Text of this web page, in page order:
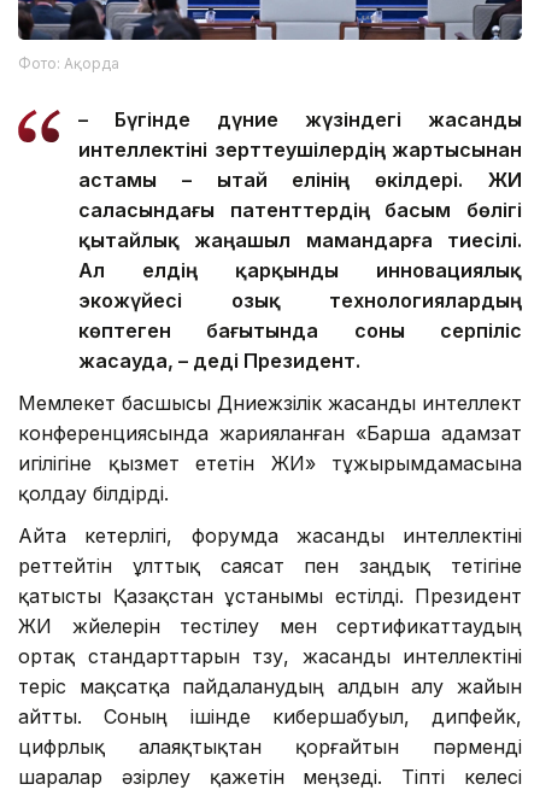
Фото: Ақорда
– Бүгінде дүние жүзіндегі жасанды
интеллектіні зерттеушілердің жартысынан
астамы – Қытай елінің өкілдері. ЖИ
саласындағы патенттердің басым бөлігі
қытайлық жаңашыл мамандарға тиесілі.
Ал елдің қарқынды инновациялық
экожүйесі озық технологиялардың
көптеген бағытында соны серпіліс
жасауда, – деді Президент.
Мемлекет басшысы Дүниежүзілік жасанды интеллект
конференциясында жарияланған «Барша адамзат
игілігіне қызмет ететін ЖИ» тұжырымдамасына
қолдау білдірді.
Айта кетерлігі, форумда жасанды интеллектіні
реттейтін ұлттық саясат пен заңдық тетігіне
қатысты Қазақстан ұстанымы естілді. Президент
ЖИ жүйелерін тестілеу мен сертификаттаудың
ортақ стандарттарын түзу, жасанды интеллектіні
теріс мақсатқа пайдаланудың алдын алу жайын
айтты. Соның ішінде кибершабуыл, дипфейк,
цифрлық алаяқтықтан қорғайтын пәрменді
шаралар әзірлеу қажетін меңзеді. Тіпті келесі